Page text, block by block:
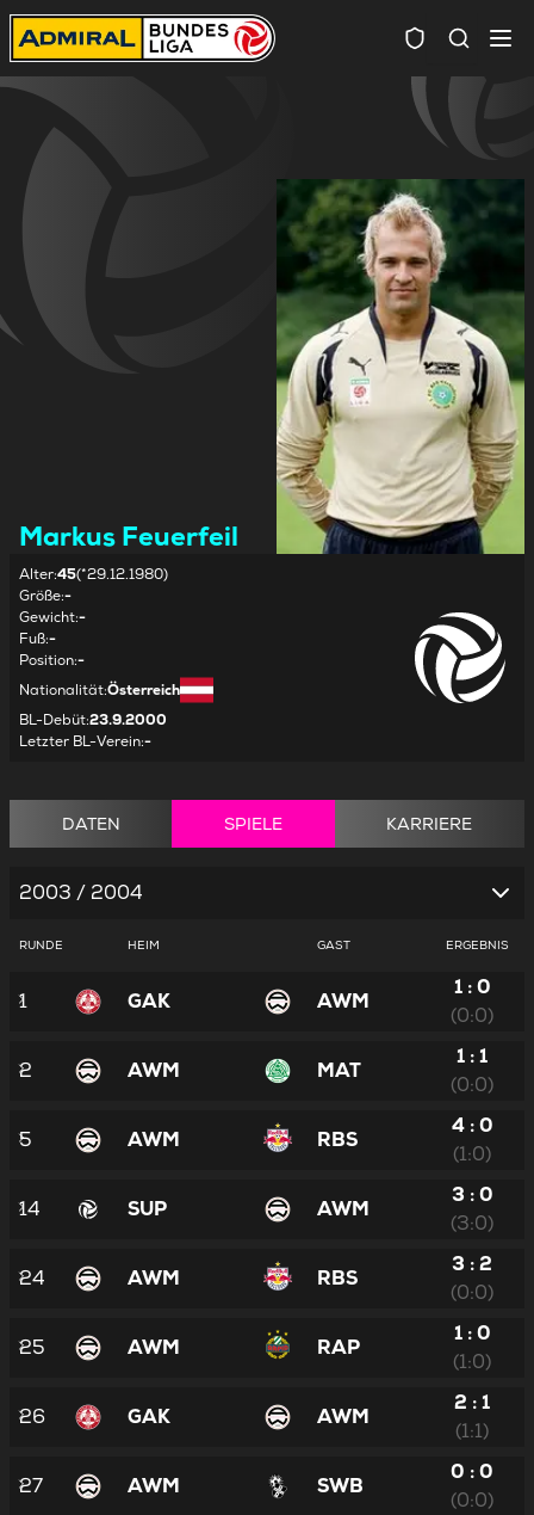
Markus Feuerfeil
Alter:45(*29.12.1980)
Größe:-
Gewicht:-
Fuß:-
Position:-
Nationalität:Österreich
BL-Debüt:23.9.2000
Letzter BL-Verein:-
DATEN SPIELE KARRIERE
2003 / 2004
RUNDE HEIM GAST ERGEBNIS
1 GAK AWM
1 : 0
(0:0)
2 AWM MAT
1 : 1
(0:0)
5 AWM RBS
4 : 0
(1:0)
14 SUP AWM
3 : 0
(3:0)
24 AWM RBS
3 : 2
(0:0)
25 AWM RAP
1 : 0
(1:0)
26 GAK AWM
2 : 1
(1:1)
27 AWM SWB
0 : 0
(0:0)